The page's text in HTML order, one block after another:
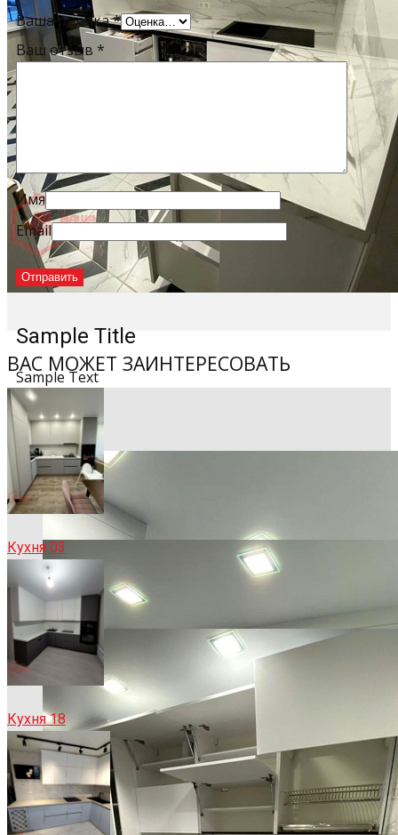
Sample Title
Sample Text
Ваша оценка*
Ваш отзыв *
Имя
Email
ВАС МОЖЕТ ЗАИНТЕРЕСОВАТЬ
Кухня 03
Кухня 18